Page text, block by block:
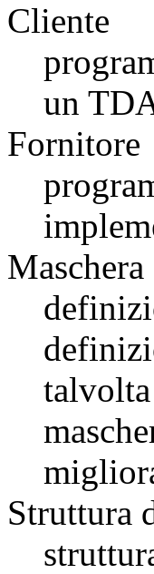
Cliente
un
Fornitore
Maschera
Struttura